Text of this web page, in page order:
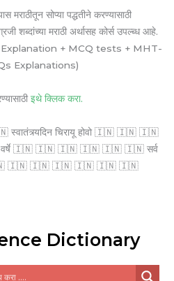
मराठीतून सोप्या पद्धतीने करण्यासाठी
शब्दांच्या मराठी अर्थासह कोर्स उपल्ब्ध आहे.
+ MCQ tests + MHT-
Explanations)
इथे क्लिक करा.
चिरायू होवो 🇮🇳 🇮🇳 🇮🇳
वर्षे 🇮🇳 🇮🇳 🇮🇳 🇮🇳 🇮🇳 🇮🇳 सर्व
शुभेच्छा 🇮🇳 🇮🇳 🇮🇳 🇮🇳 🇮🇳 🇮🇳 🇮🇳
Dictionary